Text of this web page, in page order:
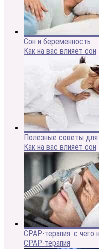
Сон и беременность
Как на вас влияет сон
Полезные советы
Как на вас влияет сон
CPAP-терапия: с чего
CPAP-терапия